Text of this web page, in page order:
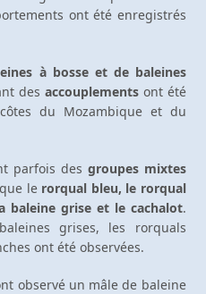
ont été enregistrés
à bosse et de baleines
des accouplementsont été
du Mozambique et du
parfois des groupes mixtes
le rorqual bleu, le rorqual
baleine grise et le cachalot.
grises, les rorquals
ont été observées.
observé un mâle de baleine